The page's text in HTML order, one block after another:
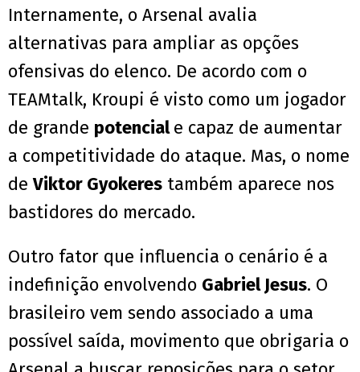
Internamente, o Arsenal avalia
alternativas para ampliar as opções
ofensivas do elenco. De acordo com o
TEAMtalk, Kroupi é visto como um jogador
de grande potenciale capaz de aumentar
a competitividade do ataque. Mas, o nome
deViktor Gyokeres também aparece nos
bastidores do mercado.
Outro fator que influencia o cenário é a
indefinição envolvendo Gabriel Jesus. O
brasileiro vem sendo associado a uma
possível saída, movimento que obrigaria o